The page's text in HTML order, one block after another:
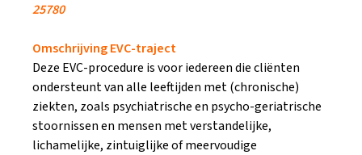
25780
Omschrijving EVC-traject
Deze EVC-procedure is voor iedereen die cliënten
ondersteunt van alle leeftijden met (chronische)
ziekten, zoals psychiatrische en psycho-geriatrische
stoornissen en mensen met verstandelijke,
lichamelijke, zintuiglijke of meervoudige